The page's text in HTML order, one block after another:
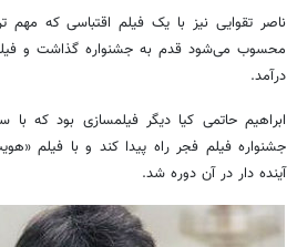
ناصر تقوایی نیز با یک فیلم اقتباسی که مهم
محسوب می‌شود قدم به جشنواره گذاشت و
درآمد.
ابراهیم حاتمی کیا دیگر فیلمسازی بود که
جشنواره فیلم فجر راه پیدا کند و با فیلم
آینده دار در آن دوره شد.